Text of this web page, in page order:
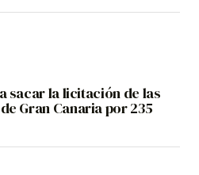
sacar la licitación de las
Gran Canaria por 235